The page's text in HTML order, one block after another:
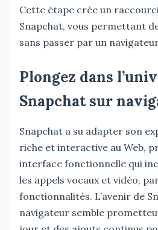
Cette étape crée un
Snapchat, vous permettant
sans passer par un
Plongez dans
Snapchat sur
Snapchat a su adapter son
riche et interactive au Web,
interface fonctionnelle qui
les appels vocaux et vidéo,
fonctionnalités. L’avenir de
navigateur semble